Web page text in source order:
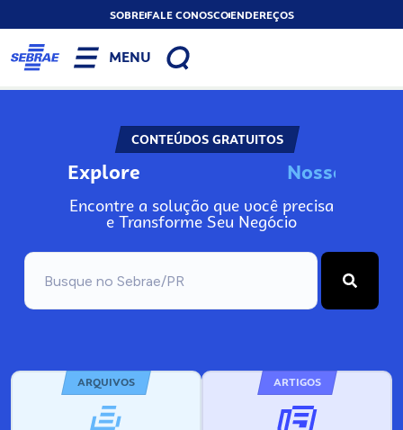
SOBREFALE CONOSCOENDEREÇOS
MENU
CONTEÚDOS GRATUITOS
Explore Nosso
Encontre a solução que você precisa
e Transforme Seu Negócio
ARQUIVOS ARTIGOS